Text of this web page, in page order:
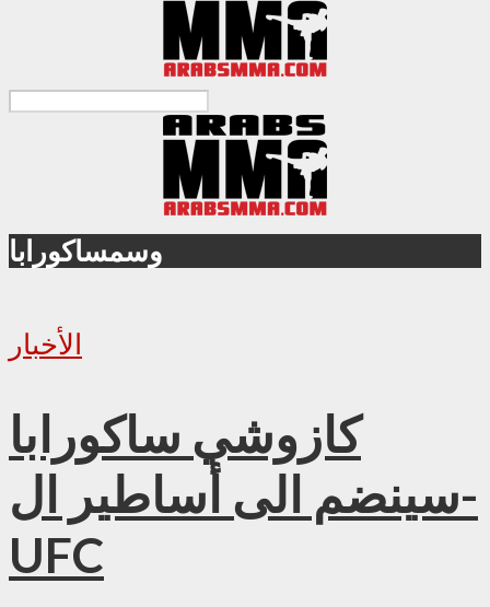
وسمساكورابا
الأخبار
كازوشي ساكورابا
سينضم الى أساطير ال-
UFC